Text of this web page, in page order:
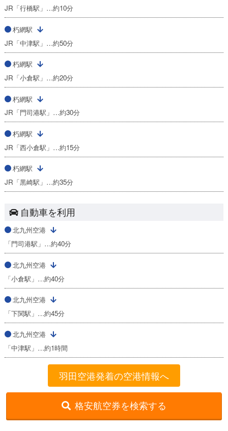
JR「行橋駅」…約10分
朽網駅
JR「中津駅」…約50分
朽網駅
JR「小倉駅」…約20分
朽網駅
JR「門司港駅」…約30分
朽網駅
JR「西小倉駅」…約15分
朽網駅
JR「黒崎駅」…約35分
自動車を利用
北九州空港
「門司港駅」…約40分
北九州空港
「小倉駅」…約40分
北九州空港
「下関駅」…約45分
北九州空港
「中津駅」…約1時間
羽田空港発着の空港情報へ
格安航空券を検索する